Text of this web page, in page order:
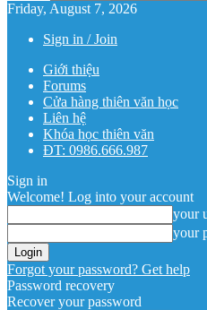
Friday, August 7, 2026
Sign in / Join
Giới thiệu
Forums
Cửa hàng thiên văn học
Liên hệ
Khóa học thiên văn
ĐT: 0986.666.987
Sign in
Welcome! Log into your account
your
your
Forgot your password? Get help
Password recovery
Recover your password